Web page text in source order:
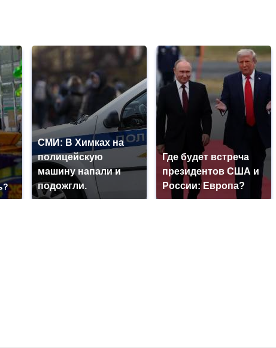
СМИ: В Химках на
полицейскую
машину напали и
подожгли.
Где будет встреча
президентов США и
России: Европа?